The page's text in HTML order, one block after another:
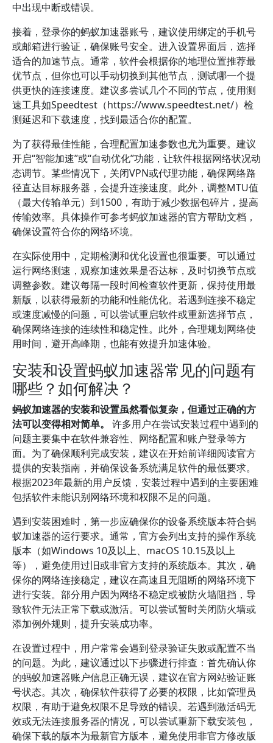
中出现中断或错误。
接着，登录你的蚂蚁加速器账号，建议使用绑定的手机号
或邮箱进行验证，确保账号安全。进入设置界面后，选择
适合的加速节点。通常，软件会根据你的地理位置推荐最
优节点，但你也可以手动切换到其他节点，测试哪一个提
供更快的连接速度。建议多尝试几个不同的节点，使用测
速工具如Speedtest（https://www.speedtest.net/）检
测延迟和下载速度，找到最适合你的配置。
为了获得最佳性能，合理配置加速参数也尤为重要。建议
开启“智能加速”或“自动优化”功能，让软件根据网络状况动
态调节。某些情况下，关闭VPN或代理功能，确保网络路
径直达目标服务器，会提升连接速度。此外，调整MTU值
（最大传输单元）到1500，有助于减少数据包碎片，提高
传输效率。具体操作可参考蚂蚁加速器的官方帮助文档，
确保设置符合你的网络环境。
在实际使用中，定期检测和优化设置也很重要。可以通过
运行网络测速，观察加速效果是否达标，及时切换节点或
调整参数。建议每隔一段时间检查软件更新，保持使用最
新版，以获得最新的功能和性能优化。若遇到连接不稳定
或速度减慢的问题，可以尝试重启软件或重新选择节点，
确保网络连接的连续性和稳定性。此外，合理规划网络使
用时间，避开高峰期，也能有效提升加速体验。
安装和设置蚂蚁加速器常见的问题有
哪些？如何解决？
蚂蚁加速器的安装和设置虽然看似复杂，但通过正确的方
法可以变得相对简单。
许多用户在尝试安装过程中遇到的
问题主要集中在软件兼容性、网络配置和账户登录等方
面。为了确保顺利完成安装，建议在开始前详细阅读官方
提供的安装指南，并确保设备系统满足软件的最低要求。
根据2023年最新的用户反馈，安装过程中遇到的主要困难
包括软件未能识别网络环境和权限不足的问题。
遇到安装困难时，第一步应确保你的设备系统版本符合蚂
蚁加速器的运行要求。通常，官方会列出支持的操作系统
版本（如Windows 10及以上、macOS 10.15及以上
等），避免使用过旧或非官方支持的系统版本。其次，确
保你的网络连接稳定，建议在高速且无阻断的网络环境下
进行安装。部分用户因为网络不稳定或被防火墙阻挡，导
致软件无法正常下载或激活。可以尝试暂时关闭防火墙或
添加例外规则，提升安装成功率。
在设置过程中，用户常常会遇到登录验证失败或配置不当
的问题。为此，建议通过以下步骤进行排查：首先确认你
的蚂蚁加速器账户信息正确无误，建议在官方网站验证账
号状态。其次，确保软件获得了必要的权限，比如管理员
权限，有助于避免权限不足导致的错误。若遇到激活码无
效或无法连接服务器的情况，可以尝试重新下载安装包，
确保下载的版本为最新官方版本，避免使用非官方修改版